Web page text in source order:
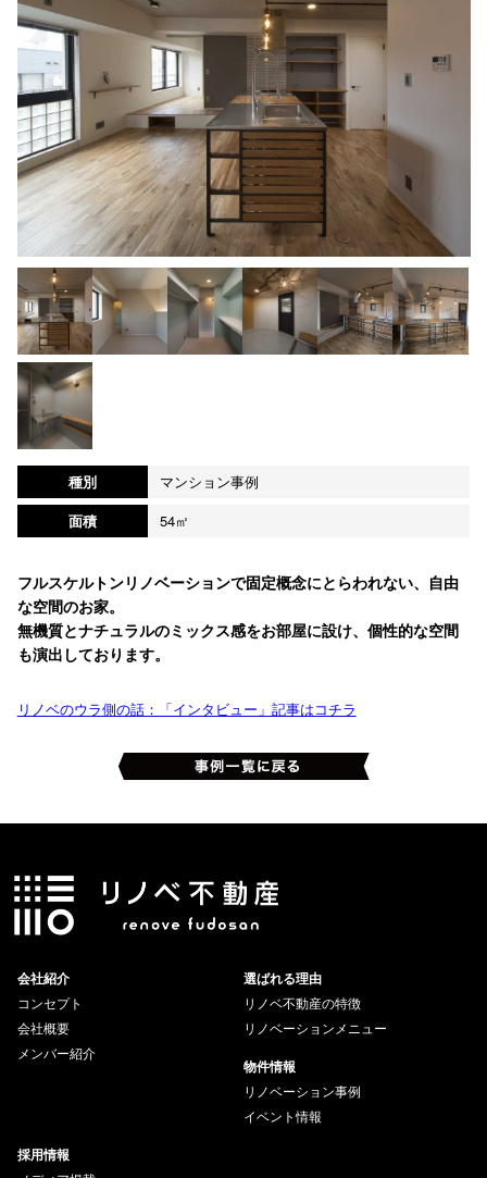
種別
マンション事例
面積
54㎡
フルスケルトンリノベーションで固定概念にとらわれない、自由
な空間のお家。
無機質とナチュラルのミックス感をお部屋に設け、個性的な空間
も演出しております。
リノベのウラ側の話：「インタビュー」記事はコチラ
会社紹介
コンセプト
会社概要
メンバー紹介
選ばれる理由
リノベ不動産の特徴
リノベーションメニュー
物件情報
リノベーション事例
イベント情報
採用情報